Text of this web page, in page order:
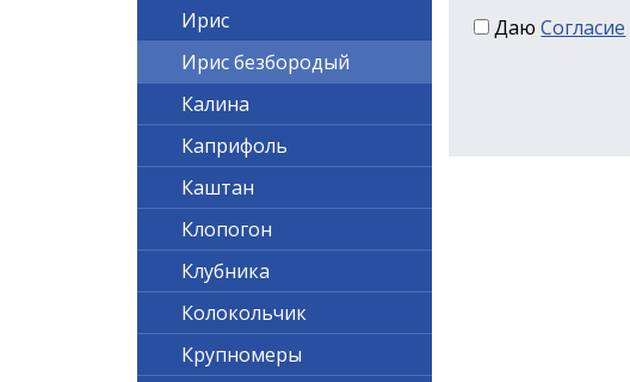
ДаюСогласие
Ирис
Ирис безбородый
Калина
Каприфоль
Каштан
Клопогон
Клубника
Колокольчик
Крупномеры